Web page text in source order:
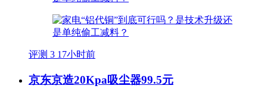
评测 3 17小时前
京东京造20Kpa吸尘器99.5元